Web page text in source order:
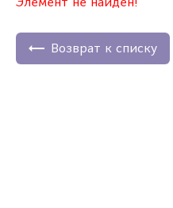
Возврат к списку